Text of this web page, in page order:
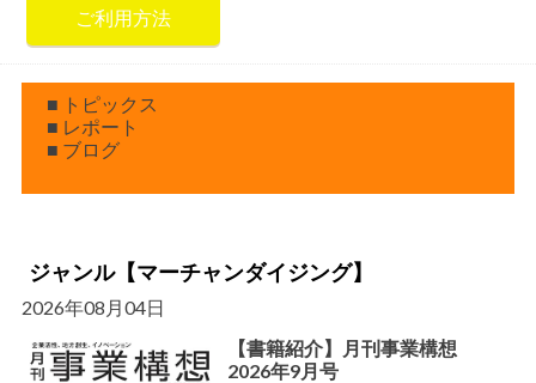
ご利用方法
■ トピックス
■ レポート
■ ブログ
ジャンル【マーチャンダイジング】
2026年08月04日
【書籍紹介】月刊事業構想
2026年9月号